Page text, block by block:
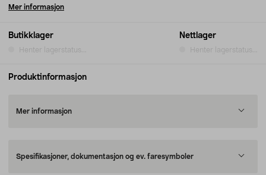
Butikklager
Henter lagerstatus...
Nettlager
Henter lagerstatus...
Mer informasjon
Produktinformasjon
Mer informasjon
Spesifikasjoner, dokumentasjon og ev. faresymboler